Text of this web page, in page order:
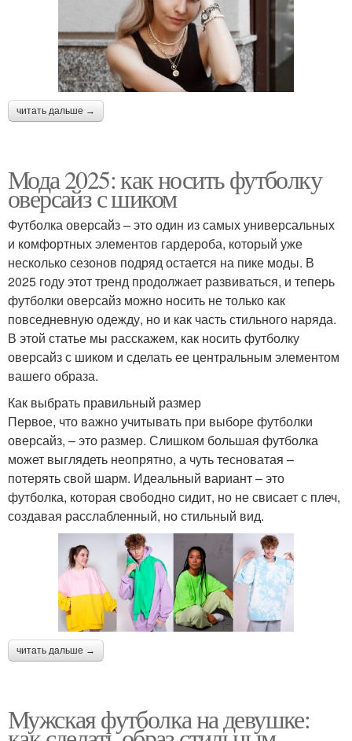
читать дальше →
Мода 2025: как носить футболку
оверсайз с шиком
Футболка оверсайз – это один из самых универсальных
и комфортных элементов гардероба, который уже
несколько сезонов подряд остается на пике моды. В
2025 году этот тренд продолжает развиваться, и теперь
футболки оверсайз можно носить не только как
повседневную одежду, но и как часть стильного наряда.
В этой статье мы расскажем, как носить футболку
оверсайз с шиком и сделать ее центральным элементом
вашего образа.
Как выбрать правильный размер
Первое, что важно учитывать при выборе футболки
оверсайз, – это размер. Слишком большая футболка
может выглядеть неопрятно, а чуть тесноватая –
потерять свой шарм. Идеальный вариант – это
футболка, которая свободно сидит, но не свисает с плеч,
создавая расслабленный, но стильный вид.
читать дальше →
Мужская футболка на девушке: